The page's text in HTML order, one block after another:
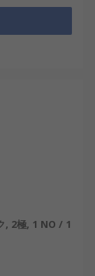
, 2極, 1 NO / 1